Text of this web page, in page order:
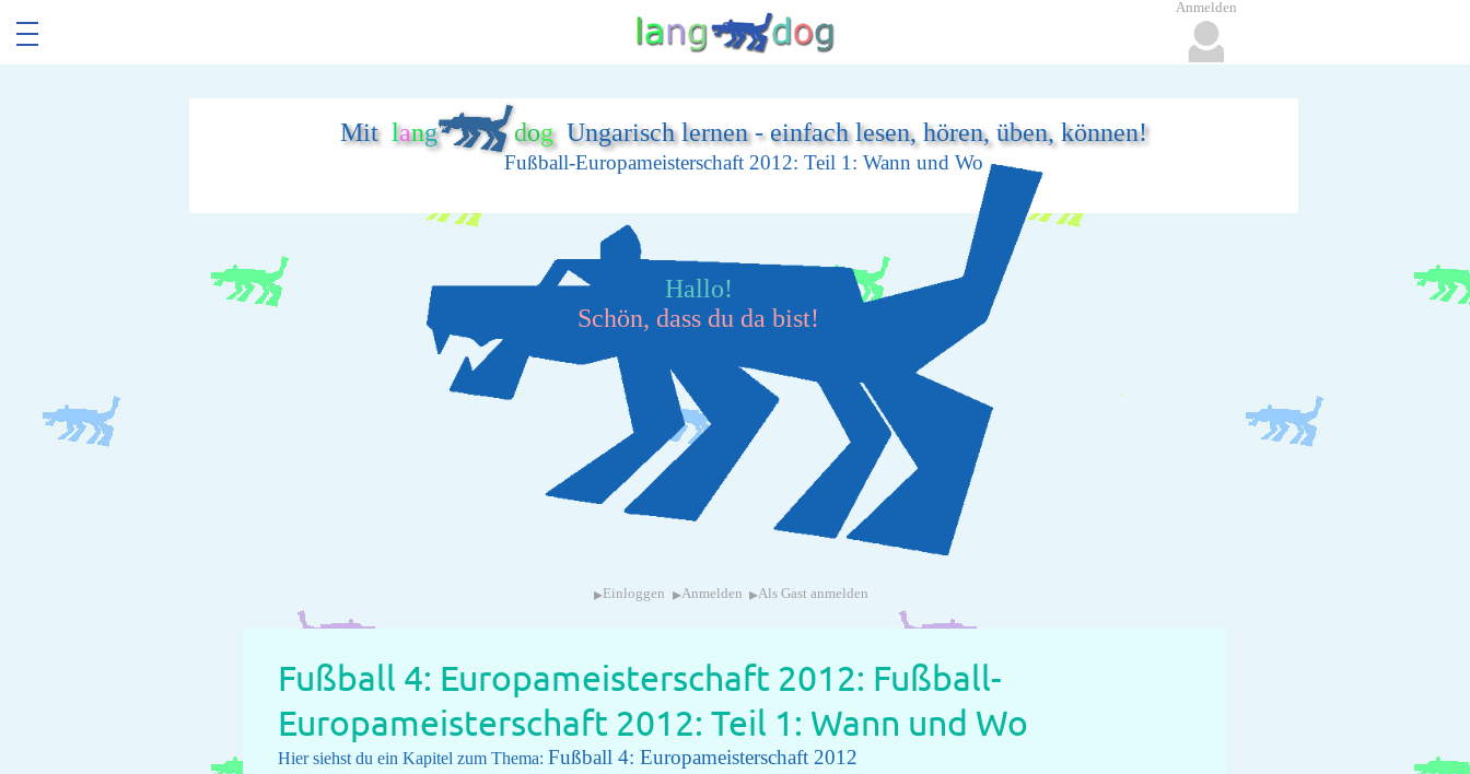
Mit lang dogUngarisch lernen - einfach lesen, hören, üben, können!
Fußball-Europameisterschaft 2012: Teil 1: Wann und Wo
Hallo!
Schön, dass du da bist!
▸ Einloggen ▸Anmelden ▸Als Gast anmelden
Fußball 4: Europameisterschaft 2012: Fußball-
Europameisterschaft 2012: Teil 1: Wann und Wo
Hier siehst du ein Kapitel zum Thema: Fußball 4: Europameisterschaft 2012
Anmelden